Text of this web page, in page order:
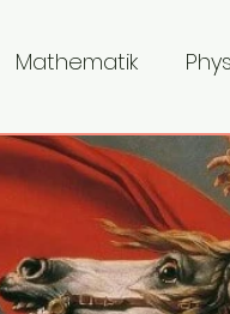
Mathematik
Philosophie